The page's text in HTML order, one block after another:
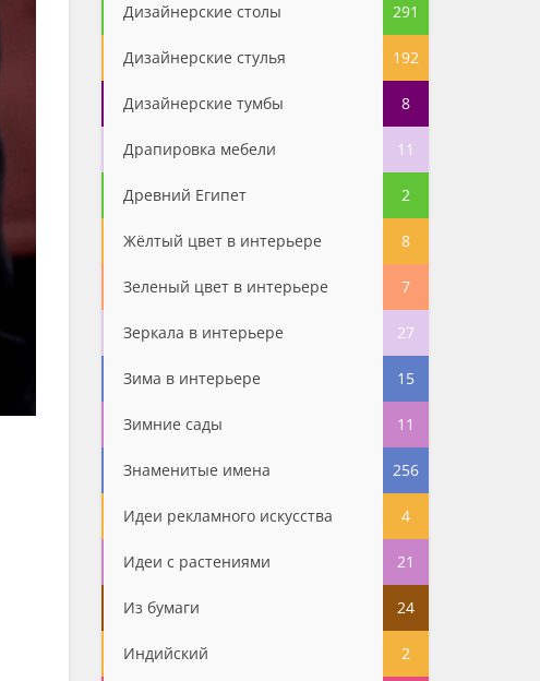
Дизайнерские столы 291
Дизайнерские стулья 192
Дизайнерские тумбы 8
Драпировка мебели 11
Древний Египет 2
Жёлтый цвет в интерьере 8
Зеленый цвет в интерьере 7
Зеркала в интерьере 27
Зима в интерьере 15
Зимние сады 11
Знаменитые имена 256
Идеи рекламного искусства 4
Идеи с растениями 21
Из бумаги 24
Индийский 2